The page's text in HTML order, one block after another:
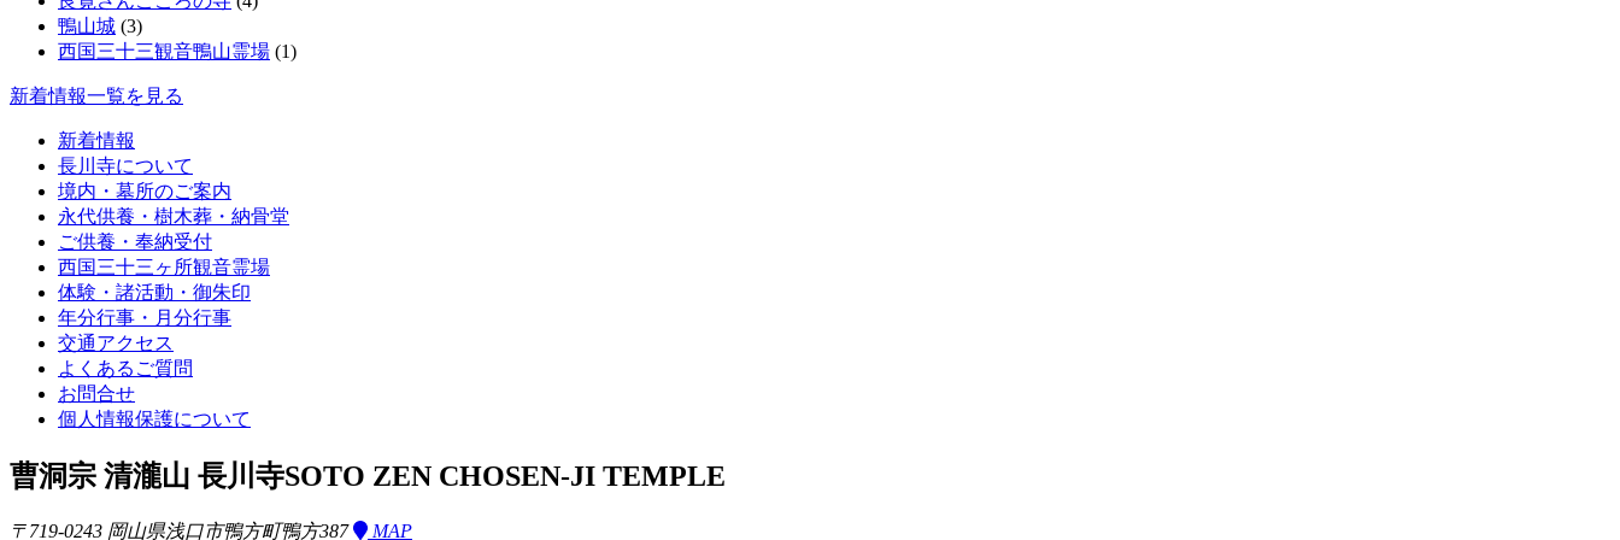
鴨山城 (3)
西国三十三観音鴨山霊場 (1)
新着情報一覧を見る
新着情報
長川寺について
境内・墓所のご案内
永代供養・樹木葬・納骨堂
ご供養・奉納受付
西国三十三ヶ所観音霊場
体験・諸活動・御朱印
年分行事・月分行事
交通アクセス
よくあるご質問
お問合せ
個人情報保護について
曹洞宗 清瀧山 長川寺SOTO ZEN CHOSEN-JI TEMPLE
〒719-0243 岡山県浅口市鴨方町鴨方387 MAP